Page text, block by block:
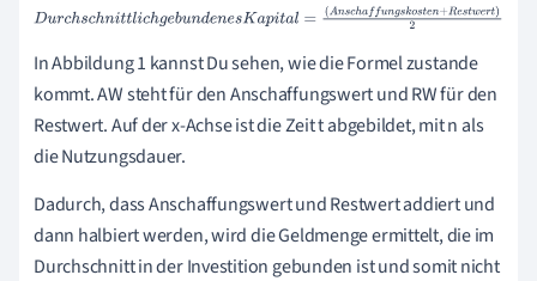
DurchschnittlichgebundenesKapit al=
(
n s cha f s k +R w
In Abbildung 1 kannst Du sehen, wie die Formel zustande
kommt.AW steht für den Anschaffungswert und RW für den
Restwert. Auf der x-Achse ist die Zeit t abgebildet, mit n als
die Nutzungsdauer.
Dadurch, dass Anschaffungswert und Restwert addiert und
dann halbiert werden, wird die Geldmenge ermittelt, die im
Durchschnitt in der Investition gebunden ist und somit nicht